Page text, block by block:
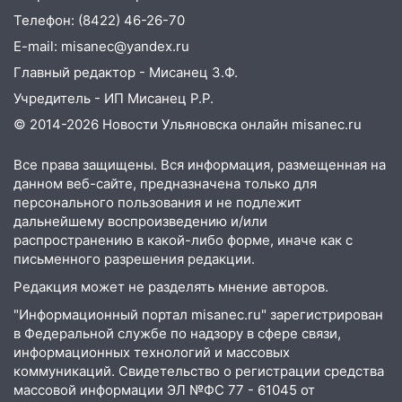
13:30 В Димитровграде на улице
Трудовой горело здание
13:00 Водитель без прав врезался в
12:37 Переезжал «зебру» на
12:18 Вспыхнул изнутри: в
Железнодорожном районе горела дача
11:33 В Засвияжье под колёса авто
попал мужчина
11:17
В Радищевском районе сгорели
хозяйственные постройки
11:00 В Канадее горел жилой дом
10:18 Губернатор Ульяновской области:
уничтожено четыре беспилотника в
Телефон: (8422) 46-26-70
E-mail: misanec@yandex.ru
Главный редактор - Мисанец З.Ф.
Учредитель - ИП Мисанец Р.Р.
© 2014-2026 Новости Ульяновска онлайн misanec.ru
Все права защищены. Вся информация, размещенная на
данном веб-сайте, предназначена только для
персонального пользования и не подлежит
дальнейшему воспроизведению и/или
распространению в какой-либо форме, иначе как с
письменного разрешения редакции.
Редакция может не разделять мнение авторов.
"Информационный портал misanec.ru" зарегистрирован
в Федеральной службе по надзору в сфере связи,
информационных технологий и массовых
коммуникаций. Свидетельство о регистрации средства
массовой информации ЭЛ №ФС 77 - 61045 от